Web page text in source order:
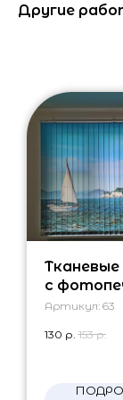
Другие
с
Артикул: 63
130 р. 153 р.